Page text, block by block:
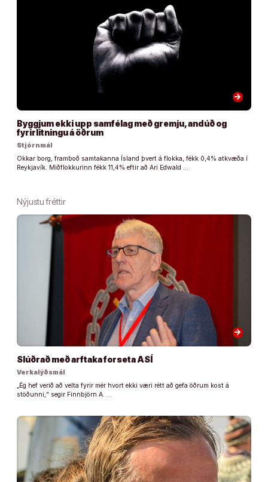
arrow_forward
Byggjum ekki upp samfélag með gremju, andúð og
fyrirlitningu á öðrum
Stjórnmál
Okkar borg, framboð samtakanna Ísland þvert á flokka, fékk 0,4% atkvæða í
Reykjavík. Miðflokkurinn fékk 11,4% eftir að Ari Edwald …
Nýjustu fréttir
arrow_forward
Slúðrað með arftaka forseta ASÍ
Verkalýðsmál
„Ég hef verið að velta fyrir mér hvort ekki væri rétt að gefa öðrum kost á
stöðunni,“ segir Finnbjörn A. …